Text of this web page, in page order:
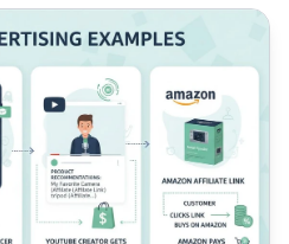
de Afiliados?